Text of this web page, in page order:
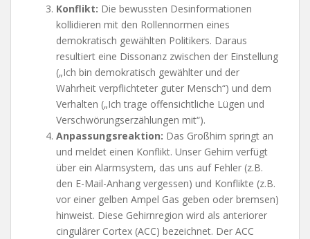
Konflikt: Die bewussten Desinformationen
kollidieren mit den Rollennormen eines
demokratisch gewählten Politikers. Daraus
resultiert eine Dissonanz zwischen der Einstellung
(„Ich bin demokratisch gewählter und der
Wahrheit verpflichteter guter Mensch“) und dem
Verhalten („Ich trage offensichtliche Lügen und
Verschwörungserzählungen mit“).
Anpassungsreaktion: Das Großhirn springt an
und meldet einen Konflikt. Unser Gehirn verfügt
über ein Alarmsystem, das uns auf Fehler (z.B.
den E-Mail-Anhang vergessen) und Konflikte (z.B.
vor einer gelben Ampel Gas geben oder bremsen)
hinweist. Diese Gehirnregion wird als anteriorer
cingulärer Cortex (ACC) bezeichnet. Der ACC